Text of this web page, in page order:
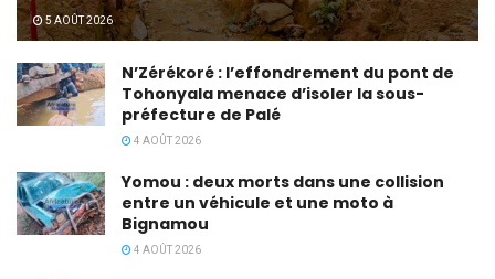
5 AOÛT 2026
N’Zérékoré : l’effondrement du pont de
Tohonyala menace d’isoler la sous-
préfecture de Palé
4 AOÛT 2026
Yomou : deux morts dans une collision
entre un véhicule et une moto à
Bignamou
4 AOÛT 2026